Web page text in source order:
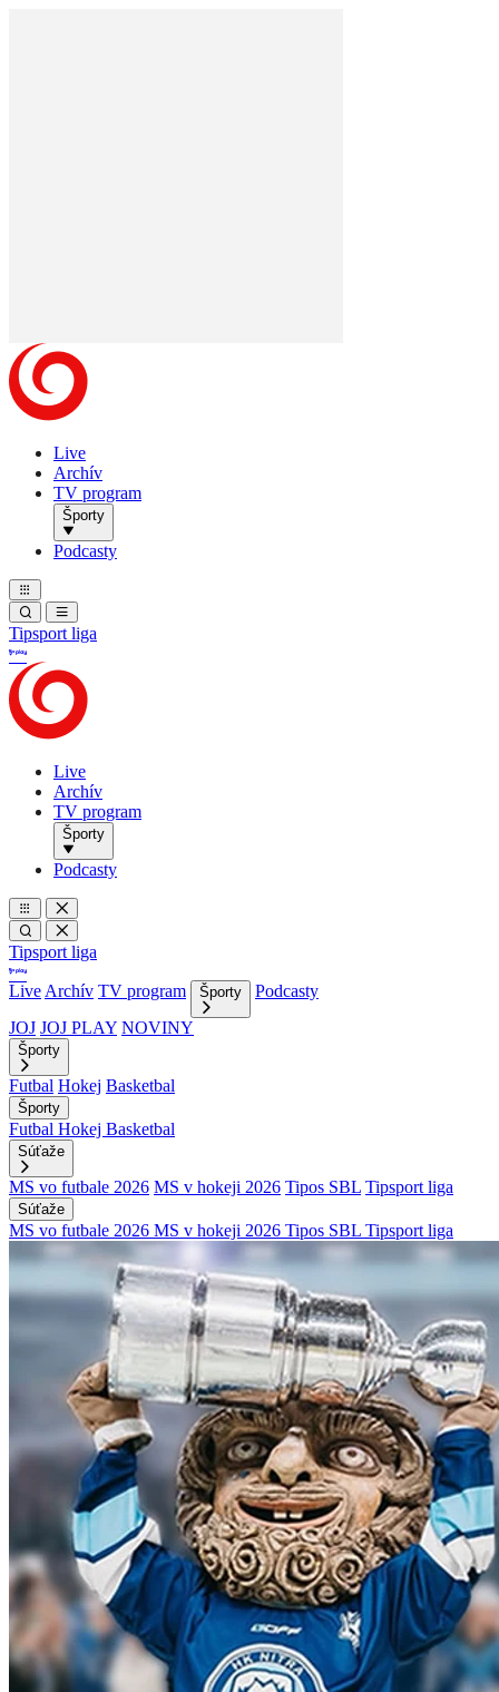
Live
Archív
TV program
Športy
Podcasty
Tipsport liga
Live
Archív
TV program
Športy
Podcasty
Tipsport liga
Live Archív TV program Športy
Podcasty
JOJ JOJ PLAY NOVINY
Športy
Futbal Hokej Basketbal
Športy
Futbal Hokej Basketbal
Súťaže
MS vo futbale 2026 MS v hokeji 2026 Tipos SBL Tipsport liga
Súťaže
MS vo futbale 2026 MS v hokeji 2026 Tipos SBL Tipsport liga